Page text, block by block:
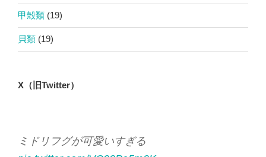
甲殻類 (19)
貝類 (19)
X（旧Twitter）
ミドリフグが可愛いすぎる